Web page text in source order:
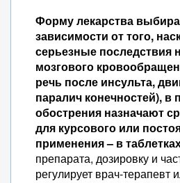
Форму лекарства
зависимости от того,
серьезные последствия
мозгового
речь после инсульта,
паралич конечностей), в
обострения назначают
для курсового или
применения – в
препарата, дозировку и
регулирует врач-терапевт